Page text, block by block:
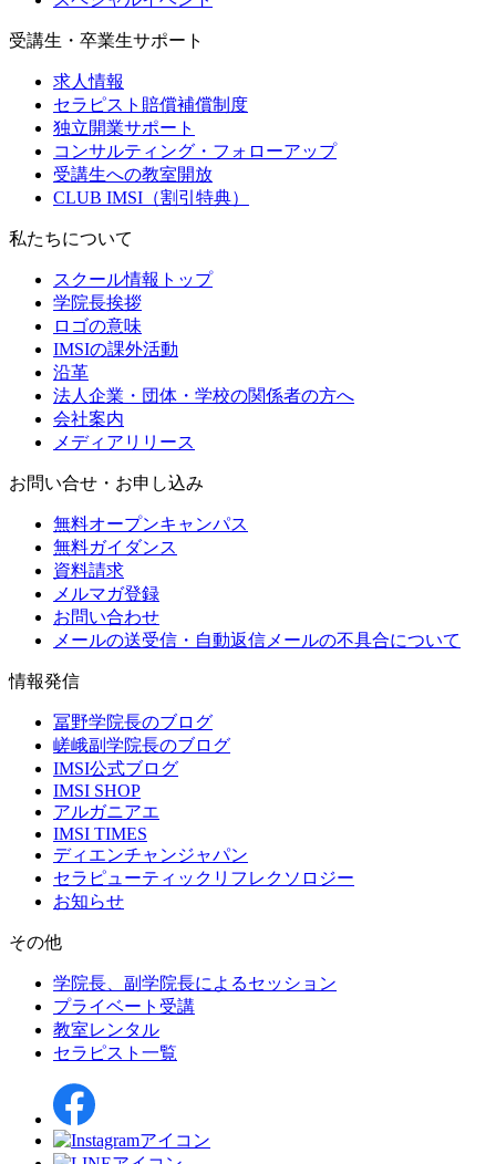
受講生・卒業生サポート
求人情報
セラピスト賠償補償制度
独立開業サポート
コンサルティング・フォローアップ
受講生への教室開放
CLUB IMSI（割引特典）
私たちについて
スクール情報トップ
学院長挨拶
ロゴの意味
IMSIの課外活動
沿革
法人企業・団体・学校の関係者の方へ
会社案内
メディアリリース
お問い合せ・お申し込み
無料オープンキャンパス
無料ガイダンス
資料請求
メルマガ登録
お問い合わせ
メールの送受信・自動返信メールの不具合について
情報発信
冨野学院長のブログ
嵯峨副学院長のブログ
IMSI公式ブログ
IMSI SHOP
アルガニアエ
IMSI TIMES
ディエンチャンジャパン
セラピューティックリフレクソロジー
お知らせ
その他
学院長、副学院長によるセッション
プライベート受講
教室レンタル
セラピスト一覧